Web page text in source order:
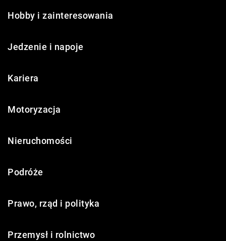
Hobby i zainteresowania
Jedzenie i napoje
Kariera
Motoryzacja
Nieruchomości
Podróże
Prawo, rząd i polityka
Przemysł i rolnictwo